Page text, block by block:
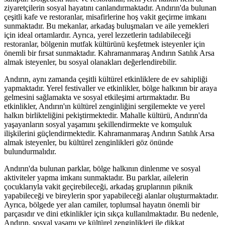
ziyaretçilerin sosyal hayatını canlandırmaktadır. Andırın'da bulunan
çeşitli kafe ve restoranlar, misafirlerine hoş vakit geçirme imkanı
sunmaktadır. Bu mekanlar, arkadaş buluşmaları ve aile yemekleri
için ideal ortamlardır. Ayrıca, yerel lezzetlerin tadılabileceği
restoranlar, bölgenin mutfak kültürünü keşfetmek isteyenler için
önemli bir fırsat sunmaktadır. Kahramanmaraş Andırın Satılık Arsa
almak isteyenler, bu sosyal olanakları değerlendirebilir.
Andırın, aynı zamanda çeşitli kültürel etkinliklere de ev sahipliği
yapmaktadır. Yerel festivaller ve etkinlikler, bölge halkının bir araya
gelmesini sağlamakta ve sosyal etkileşimi artırmaktadır. Bu
etkinlikler, Andırın'ın kültürel zenginliğini sergilemekte ve yerel
halkın birlikteliğini pekiştirmektedir. Mahalle kültürü, Andırın'da
yaşayanların sosyal yaşamını şekillendirmekte ve komşuluk
ilişkilerini güçlendirmektedir. Kahramanmaraş Andırın Satılık Arsa
almak isteyenler, bu kültürel zenginlikleri göz önünde
bulundurmalıdır.
Andırın'da bulunan parklar, bölge halkının dinlenme ve sosyal
aktiviteler yapma imkanı sunmaktadır. Bu parklar, ailelerin
çocuklarıyla vakit geçirebileceği, arkadaş gruplarının piknik
yapabileceği ve bireylerin spor yapabileceği alanlar oluşturmaktadır.
Ayrıca, bölgede yer alan camiler, toplumsal hayatın önemli bir
parçasıdır ve dini etkinlikler için sıkça kullanılmaktadır. Bu nedenle,
Andırın, sosyal yaşamı ve kültürel zenginlikleri ile dikkat